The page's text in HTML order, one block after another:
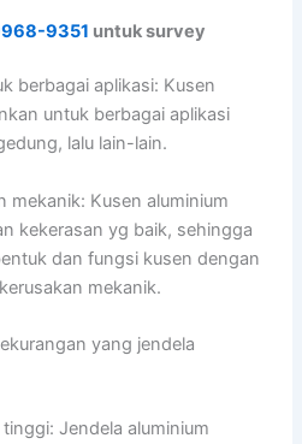
9351 untuk survey
berbagai aplikasi: Kusen
untuk berbagai aplikasi
lalu lain-lain.
mekanik: Kusen aluminium
kekerasan yg baik, sehingga
dan fungsi kusen dengan
mekanik.
yang jendela
Jendela aluminium